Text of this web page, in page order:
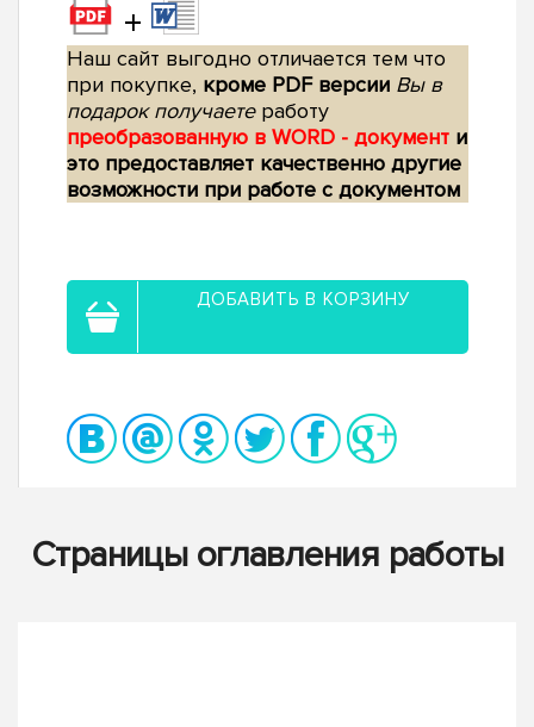
+
Наш сайт выгодно отличается тем что
при покупке, кроме PDF версии Вы в
подарок получаетеработу
преобразованную в WORD - документ и
это предоставляет качественно другие
возможности при работе с документом
ДОБАВИТЬ В КОРЗИНУ
Страницы оглавления работы